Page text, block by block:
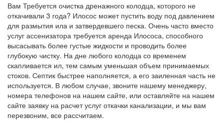
Вам Требуется очистка дренажного колодца, которого не
откачивали 3 года? Илосос может пустить воду под давлением
для размытия ила и затвердевшего песка. Очень часто вместо
услуг ассенизатора требуется аренда Илососа, способного
высасывать более густые жидкости и проводить более
глубокую чистку. На дне любого колодца со временем
скапливается ил, тем самым уменьшая объем принимаемых
стоков. Септик быстрее наполняется, а его заиленная часть не
используется. В любом случае, звоните нашему менеджеру,
номера телефонов на нашем сайте, или оставляйте на нашем
сайте заявку на расчет услуг откачки канализации, и мы вам
перезвоним, все рассчитаем.